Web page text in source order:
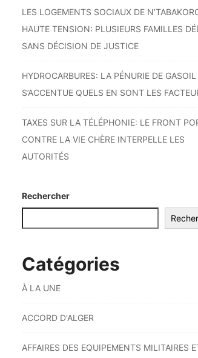
LES LOGEMENTS SOCIAUX DE
HAUTE TENSION: PLUSIEURS FAMILLES
SANS DÉCISION DE JUSTICE
HYDROCARBURES: LA PÉNURIE DE GASOIL
S’ACCENTUE QUELS EN SONT LES
TAXES SUR LA TÉLÉPHONIE: LE FRONT
CONTRE LA VIE CHÈRE INTERPELLE LES
AUTORITÉS
Rechercher
Catégories
À LA UNE
ACCORD D'ALGER
AFFAIRES DES EQUIPEMENTS MILITAIRES